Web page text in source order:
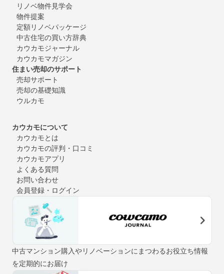
リノベ物件見学会
物件提案
定額リノベパッケージ
中古住宅の買い方辞典
カウカモジャーナル
カウカモマガジン
住まい売却のサポート
売却サポート
売却の基礎知識
ウルカモ
カウカモについて
カウカモとは
カウカモの評判・口コミ
カウカモアプリ
よくある質問
お問い合わせ
会員登録・ログイン
中古マンション購入やリノベーションにまつわるお役立ち情報
を定期的にお届け